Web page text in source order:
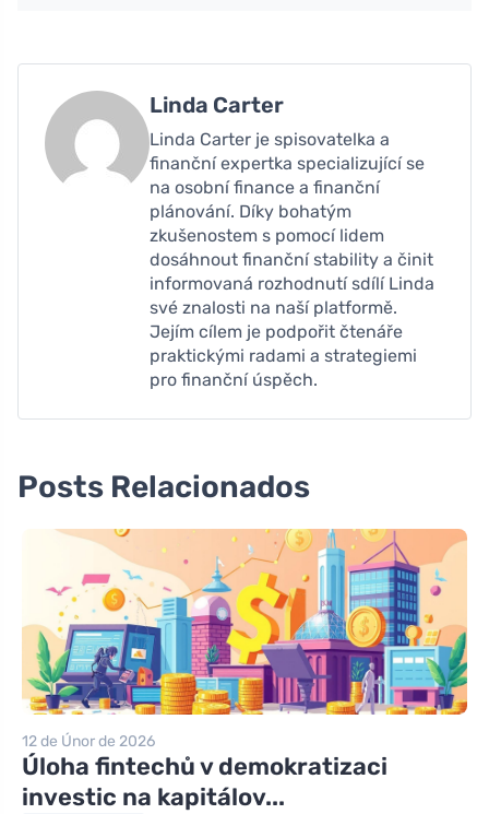
Linda Carter
Linda Carter je spisovatelka a
finanční expertka specializující se
na osobní finance a finanční
plánování. Díky bohatým
zkušenostem s pomocí lidem
dosáhnout finanční stability a činit
informovaná rozhodnutí sdílí Linda
své znalosti na naší platformě.
Jejím cílem je podpořit čtenáře
praktickými radami a strategiemi
pro finanční úspěch.
Posts Relacionados
12 de Únor de 2026
Úloha fintechů v demokratizaci
investic na kapitálov...